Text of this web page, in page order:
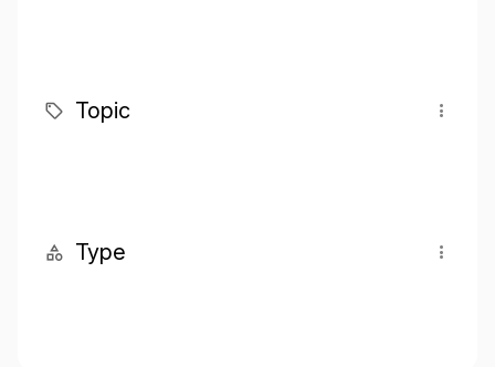
Topic
Type